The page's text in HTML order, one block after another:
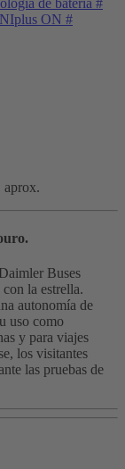
ON #
aprox.
Buses
la estrella.
autonomía de
uso como
y para viajes
los visitantes
las pruebas de